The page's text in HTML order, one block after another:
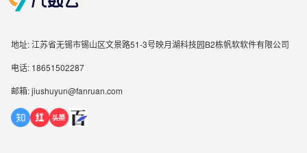
地址: 江苏省无锡市锡山区文景路51-3号映月湖科技园B2栋帆软软件有限公司
电话: 18651502287
邮箱: jiushuyun@fanruan.com